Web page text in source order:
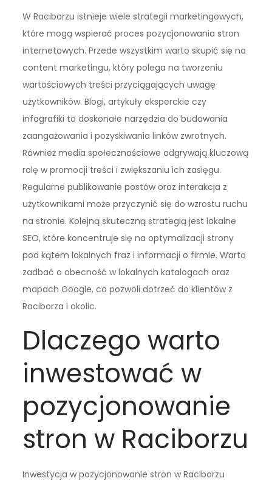
W Raciborzu istnieje wiele strategii marketingowych,
które mogą wspierać proces pozycjonowania stron
internetowych. Przede wszystkim warto skupić się na
content marketingu, który polega na tworzeniu
wartościowych treści przyciągających uwagę
użytkowników. Blogi, artykuły eksperckie czy
infografiki to doskonałe narzędzia do budowania
zaangażowania i pozyskiwania linków zwrotnych.
Również media społecznościowe odgrywają kluczową
rolę w promocji treści i zwiększaniu ich zasięgu.
Regularne publikowanie postów oraz interakcja z
użytkownikami może przyczynić się do wzrostu ruchu
na stronie. Kolejną skuteczną strategią jest lokalne
SEO, które koncentruje się na optymalizacji strony
pod kątem lokalnych fraz i informacji o firmie. Warto
zadbać o obecność w lokalnych katalogach oraz
mapach Google, co pozwoli dotrzeć do klientów z
Raciborza i okolic.
Dlaczego warto
inwestować w
pozycjonowanie
stron w Raciborzu
Inwestycja w pozycjonowanie stron w Raciborzu